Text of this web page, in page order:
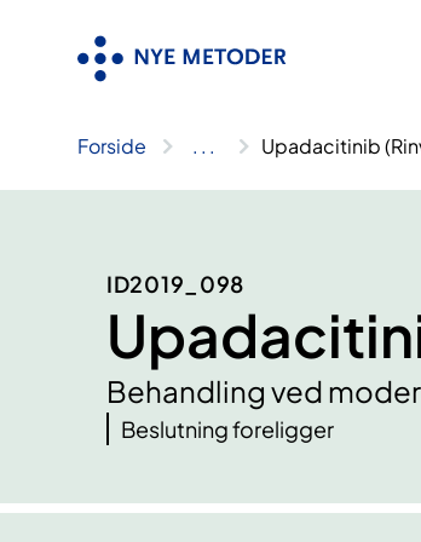
Forside .. . Upadacitinib
ID2019_098
Behandling ved
Beslutning foreligger